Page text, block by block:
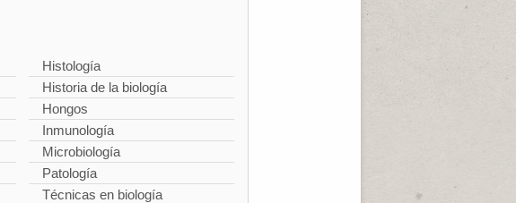
Histología
Historia de la biología
Hongos
Inmunología
Microbiología
Patología
Técnicas en biología